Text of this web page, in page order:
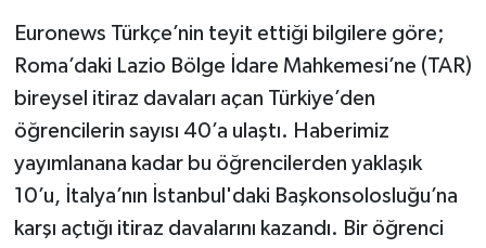
Euronews Türkçe’nin teyit ettiği bilgilere göre;
Roma’daki Lazio Bölge İdare Mahkemesi’ne (TAR)
bireysel itiraz davaları açan Türkiye’den
öğrencilerin sayısı 40’a ulaştı. Haberimiz
yayımlanana kadar bu öğrencilerden yaklaşık
10’u, İtalya’nın İstanbul'daki Başkonsolosluğu’na
karşı açtığı itiraz davalarını kazandı. Bir öğrenci